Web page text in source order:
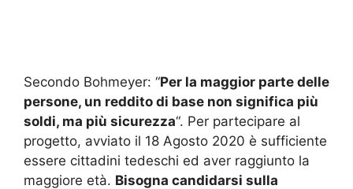
Secondo Bohmeyer: “Per la maggior parte delle
persone, un reddito di base non significa più
soldi, ma più sicurezza“. Per partecipare al
progetto, avviato il 18 Agosto 2020 è sufficiente
essere cittadini tedeschi ed aver raggiunto la
maggiore età. Bisogna candidarsi sulla